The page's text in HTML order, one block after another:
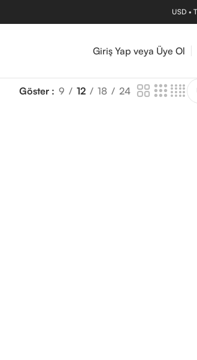
USD •
Giriş Yap veya Üye Ol
Göster 9 12 18 24